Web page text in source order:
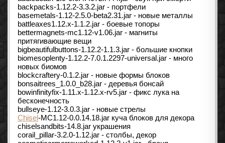
backpacks-1.12.2-3.3.2.jar - портфели
basemetals-1.12-2.5.0-beta2.31.jar - новые металлы
battleaxes1.12.x-1.1.2.jar - боевые топоры
bettermagnets-mc1.12-v1.06.jar - магниты
притягивающие вещи
bigbeautifulbuttons-1.12.2-1.1.3.jar - большие кнопки
biomesoplenty-1.12.2-7.0.1.2297-universal.jar - много
новых биомов
blockcraftery-0.1.2.jar - новые формы блоков
bonsaitrees_1.0.0_b28.jar - деревья бонсай
bowinfinityfix-1.11.x-1.12.x-rv5.jar - фикс лука на
бесконечность
bullseye-1.12-3.0.3.jar - новые стрелы
Chisel-MC1.12-0.0.14.18.jar куча блоков для декора
chiselsandbits-14.8.jar украшения
corail_pillar-3.2.0-1.12.jar - столбы, декор